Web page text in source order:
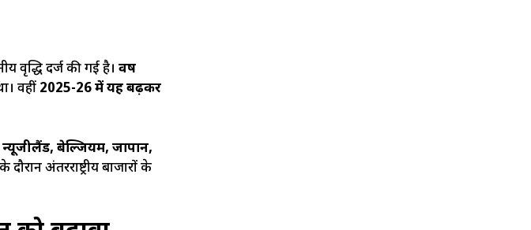
दर्ज की गई है। वर्ष
वहीं 2025-26 में यह बढ़कर
बेल्जियम, जापान,
अंतरराष्ट्रीय बाजारों के